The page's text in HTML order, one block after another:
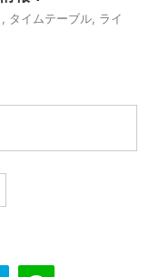
タイムテーブル ライ